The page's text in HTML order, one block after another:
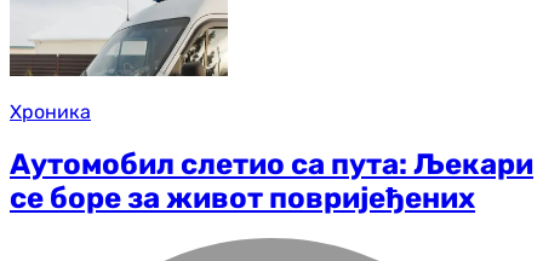
Хроника
Аутомобил слетио са пута: Љекари
се боре за живот повријеђених